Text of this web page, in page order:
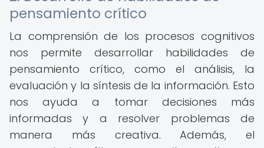
pensamiento crítico
La comprensión de los procesos cognitivos
nos permite desarrollar habilidades de
pensamiento crítico, como el análisis, la
evaluación y la síntesis de la información. Esto
nos ayuda a tomar decisiones más
informadas y a resolver problemas de
manera más creativa. Además, el